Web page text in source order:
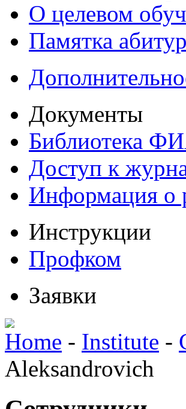
О целевом
Памятка
Документы
Библиотека
Доступ к
Информация о
Инструкции
Профком
Заявки
Home - Institute -
Aleksandrovich